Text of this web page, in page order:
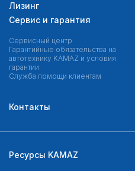
Лизинг
Сервис и гарантия
Сервисный центр
Гарантийные обязательства на
автотехнику KAMAZ и условия
гарантии
Служба помощи клиентам
Контакты
Ресурсы KAMAZ